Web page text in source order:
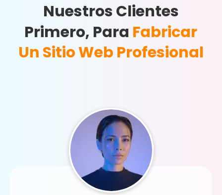
Nuestros Clientes
Primero, Para Fabricar
Un Sitio Web Profesional